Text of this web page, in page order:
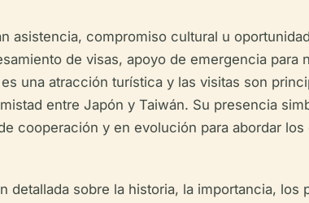
asistencia, compromiso cultural u
de visas, apoyo de emergencia
una atracción turística y las visitas son
entre Japón y Taiwán. Su presencia
cooperación y en evolución para abordar
detallada sobre la historia, la importancia,